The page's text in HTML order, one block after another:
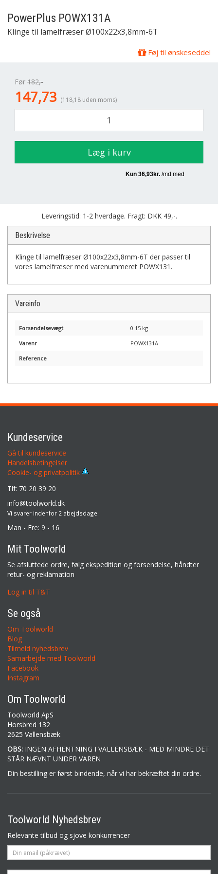
PowerPlus POWX131A
Klinge til lamelfræser Ø100x22x3,8mm-6T
Føj til ønskeseddel
Før 182,-
147,73 (118,18 uden moms)
Læg i kurv
Leveringstid: 1-2 hverdage. Fragt: DKK 49,-.
Beskrivelse
Klinge til lamelfræser Ø100x22x3,8mm-6T der passer til
vores lamelfræser med varenummeret POWX131.
Vareinfo
Forsendelsevægt 0.15 kg
Varenr POWX131A
Reference
Kundeservice
Gå til kundeservice
Handelsbetingelser
Cookie- og privatpolitik
Tlf: 70 20 39 20
info@toolworld.dk
Vi svarer indenfor 2 abejdsdage
Man - Fre: 9 - 16
Mit Toolworld
Se afsluttede ordre, følg ekspedition og forsendelse, håndter
retur- og reklamation
Log in til T&T
Se også
Om Toolworld
Blog
Tilmeld nyhedsbrev
Samarbejde med Toolworld
Facebook
Instagram
Om Toolworld
Toolworld ApS
Horsbred 132
2625 Vallensbæk
OBS: INGEN AFHENTNING I VALLENSBÆK - MED MINDRE DET
STÅR NÆVNT UNDER VAREN
Din bestilling er først bindende, når vi har bekræftet din ordre.
Toolworld Nyhedsbrev
Relevante tilbud og sjove konkurrencer